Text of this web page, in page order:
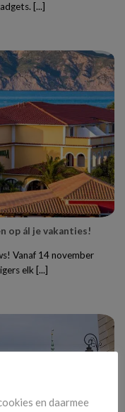
[...]
op ál je vakanties!
Vanaf 14 november
elk [...]
en daarmee